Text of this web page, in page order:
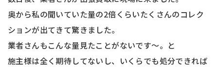
奥から私の聞いていた量の2倍くらいたくさんのコレク
ションが出てきて驚きました。
業者さんもこんな量見たことがないです～。と
施主様は全く期待してないし、いくらでも処分できれば